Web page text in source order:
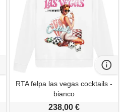
RTA felpa las vegas cocktails -
bianco
238,00 €